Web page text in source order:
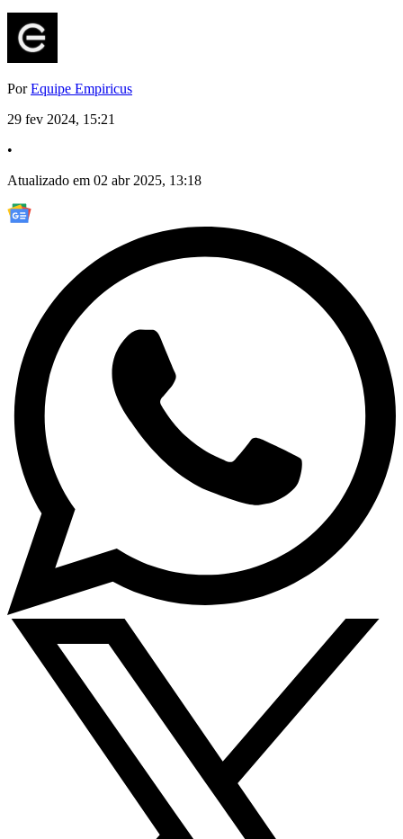
PorEquipe Empiricus
29 fev 2024, 15:21
•
Atualizado em 02 abr 2025, 13:18